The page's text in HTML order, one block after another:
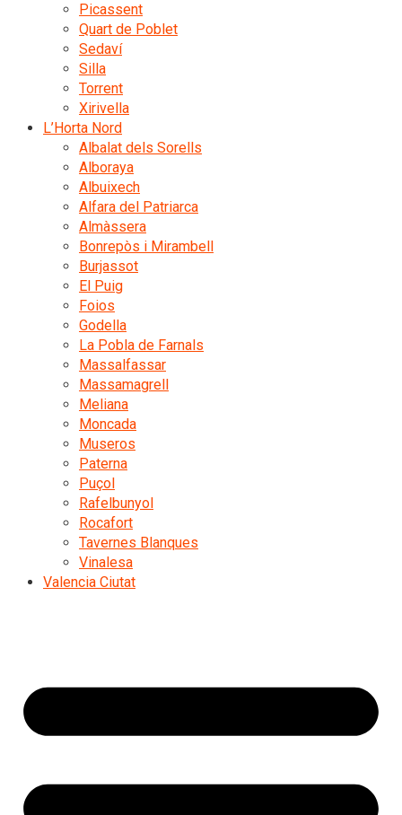
Picassent
Quart de Poblet
Sedaví
Silla
Torrent
Xirivella
L’Horta Nord
Albalat dels Sorells
Alboraya
Albuixech
Alfara del Patriarca
Almàssera
Bonrepòs i Mirambell
Burjassot
El Puig
Foios
Godella
La Pobla de Farnals
Massalfassar
Massamagrell
Meliana
Moncada
Museros
Paterna
Puçol
Rafelbunyol
Rocafort
Tavernes Blanques
Vinalesa
Valencia Ciutat